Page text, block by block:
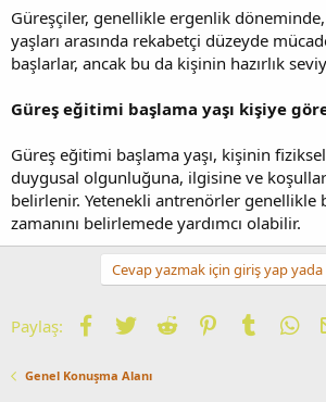
Güreşçiler, genellikle ergenlik
yaşları arasında rekabetçi düzeyde
başlarlar, ancak bu da kişinin hazırlık
Güreş eğitimi başlama yaşı kişiye
Güreş eğitimi başlama yaşı, kişinin
duygusal olgunluğuna, ilgisine ve
belirlenir. Yetenekli antrenörler genellikle
zamanını belirlemede yardımcı olabilir.
Cevap yazmak için giriş yap yada
Paylaş: Facebook
TwitterReddit PinterestTumblr
Genel Konuşma Alanı